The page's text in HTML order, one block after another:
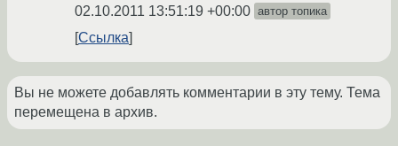
02.10.2011 13:51:19 +00:00 автор топика
Ссылка
Вы не можете добавлять комментарии в эту тему. Тема
перемещена в архив.